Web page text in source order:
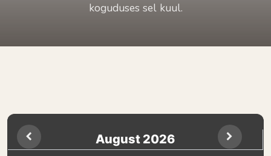
koguduses sel kuul.
August 2026